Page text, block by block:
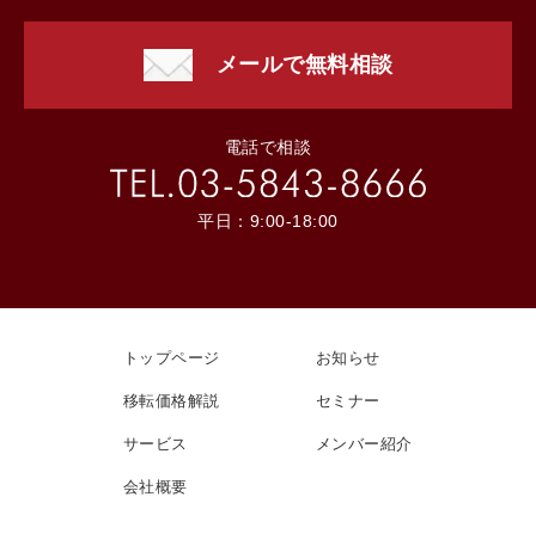
メールで無料相談
電話で相談
平日：9:00-18:00
トップページ
移転価格解説
サービス
会社概要
お知らせ
セミナー
メンバー紹介